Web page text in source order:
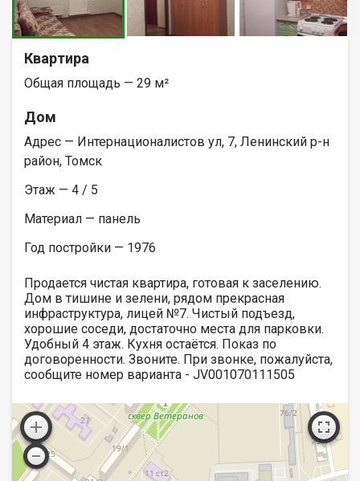
Квартира
Общая площадь — 29 м²
Дом
Адрес — Интернационалистов ул, 7, Ленинский р-н
район, Томск
Этаж — 4 / 5
Материал — панель
Год постройки — 1976
Продается чистая квартира, готовая к заселению.
Дом в тишине и зелени, рядом прекрасная
инфраструктура, лицей №7. Чистый подъезд,
хорошие соседи, достаточно места для парковки.
Удобный 4 этаж. Кухня остаётся. Показ по
договоренности. Звоните. При звонке, пожалуйста,
сообщите номер варианта - JV001070111505